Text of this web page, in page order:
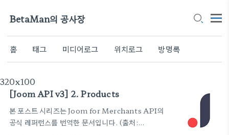
BetaMan의 공사장
홈 태그 미디어로그 위치로그 방명록
320x100
[Joom API v3] 2. Products
본 포스트 시리즈는 Joom for Merchants API의
공식 레퍼런스를 번역한 문서입니다. (출처: